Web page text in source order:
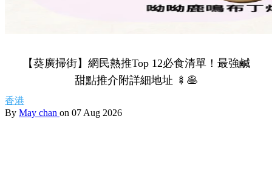
【葵廣掃街】網民熱推Top 12必食清單！最強鹹
甜點推介附詳細地址 🍢🥞
香港
By May chan on 07 Aug 2026